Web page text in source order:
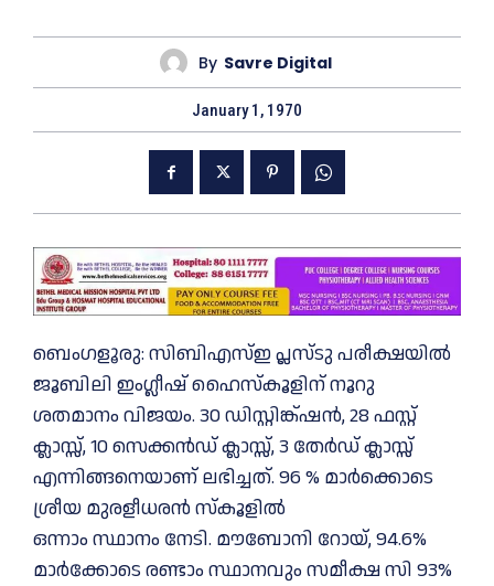
By Savre Digital
January 1, 1970
ബെംഗളൂരു: സിബിഎസ്ഇ പ്ലസ്ടു പരീക്ഷയില്‍
ജൂബിലി ഇംഗ്ലീഷ് ഹൈസ്‌കൂളിന് നൂറു
ശതമാനം വിജയം. 30 ഡിസ്റ്റിങ്ക്ഷന്‍, 28 ഫസ്റ്റ്
ക്ലാസ്സ്, 10 സെക്കന്‍ഡ് ക്ലാസ്സ്, 3 തേര്‍ഡ് ക്ലാസ്സ്
എന്നിങ്ങനെയാണ് ലഭിച്ചത്. 96 % മാര്‍ക്കൊടെ
ശ്രീയ മുരളീധരന്‍ സ്‌കൂളില്‍
ഒന്നാം സ്ഥാനം നേടി. മൗബോനി റോയ്, 94.6%
മാര്‍ക്കോടെ രണ്ടാം സ്ഥാനവും സമീക്ഷ സി 93%